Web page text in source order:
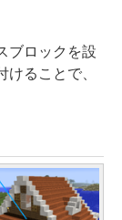
ブロックを設
ることで、